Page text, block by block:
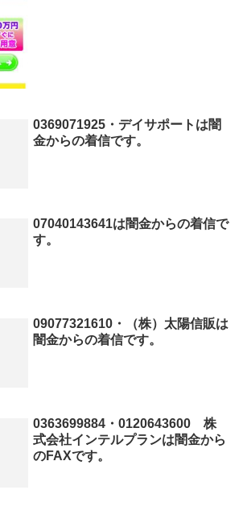
0369071925・デイサポートは闇
金からの着信です。
07040143641は闇金からの着信で
す。
09077321610・（株）太陽信販は
闇金からの着信です。
0363699884・0120643600 株
式会社インテルプランは闇金から
のFAXです。